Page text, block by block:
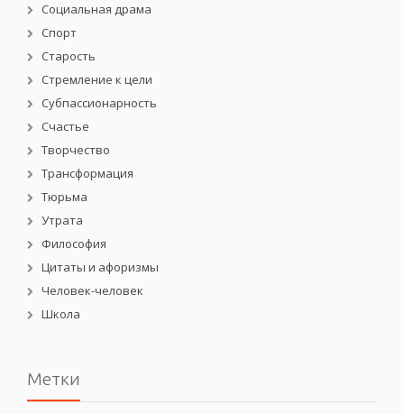
Социальная драма
Спорт
Старость
Стремление к цели
Субпассионарность
Счастье
Творчество
Трансформация
Тюрьма
Утрата
Философия
Цитаты и афоризмы
Человек-человек
Школа
Метки